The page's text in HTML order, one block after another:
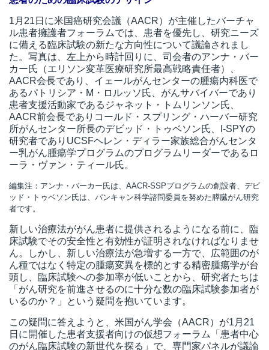
1月21日に米国癌研究会議（AACR）が主催したバーチャ
ル患者擁護者フォーラムでは、患者を優先し、研究ニーズ
に備える臨床試験の新たな方向性について議論されまし
た。写真は、左上から時計回りに、司会者のアンナ・バー
カー氏（エリソン変革医療研究所最高戦略責任者）、
AACR会長であり、イェールがんセンターの腫瘍内科医で
あるパトリシア・M・ロルッソ氏、がんサバイバーであり
患者支援活動家であるジャネット・トムリンソン氏、
AACR前会長でありコールド・スプリング・ハーバー研究
所がんセンター所長のデビッド・トゥベソン氏、I-SPYの
研究者でありUCSFヘレン・ディラー家族総合がんセンタ
ー乳がん腫瘍学プログラムのプログラムリーダーであるロ
ーラ・ヴァン・ティール氏。
編集注：アンナ・バーカー氏は、AACR-SSPプログラムの創設者、デビ
ッド・トゥベソン氏は、パンキャン科学諮問委員を努めた膵臓がん研究
者です。
新しい治療法ががん患者に提供されるようになる前に、臨
床試験でその安全性と有効性が証明されなければなりませ
ん。しかし、新しい治療法が急増する一方で、広範囲のが
ん種ではなく特定の腫瘍変異を標的とする精密腫瘍学が台
頭し、臨床試験への参加率が低いことから、研究者たちは
「がん研究を前進させるのに十分な数の臨床試験参加者が
いるのか？」という疑問を抱いています。
この疑問に答えようと、米国がん学会（AACR）が1月21
日に開催した患者支援者向けの仮想フォーラム「患者中心
のがん臨床試験の新世代を探る」で、専門家パネルが議論